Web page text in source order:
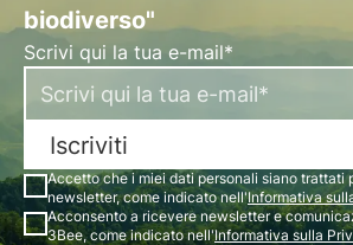
biodiverso"
Scrivi qui la tua e-mail*
Iscriviti
Accetto che i miei dati personali siano trattati
newsletter, come indicato nell'Informativa
Acconsento a ricevere newsletter e
3Bee, come indicato nell'Informativa sulla